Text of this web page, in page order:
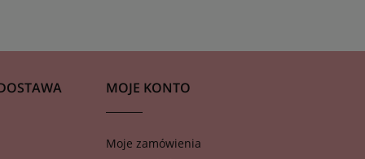
MOJE KONTO
Moje zamówienia